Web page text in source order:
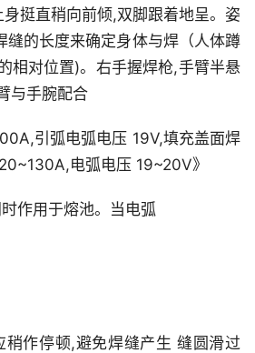
挺直稍向前倾,双脚跟着地呈。姿
缝的长度来确定身体与焊（人体蹲
相对位置)。右手握焊枪,手臂半悬
与手腕配合
引弧电弧电压 19V,填充盖面焊
电弧电压 19~20V》
作用于熔池。当电弧
稍作停顿,避免焊缝产生 缝圆滑过